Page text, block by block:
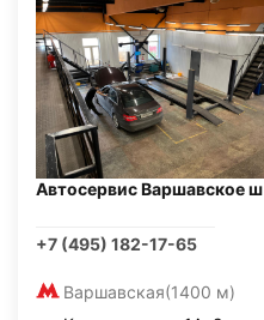
Автосервис Варшавское ш
+7 (495) 182-17-65
Варшавская(1400 м)